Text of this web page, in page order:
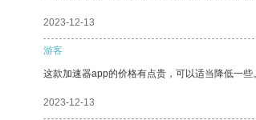
2023-12-13
游客
这款加速器app的价格有点贵，可以适当降低一
2023-12-13